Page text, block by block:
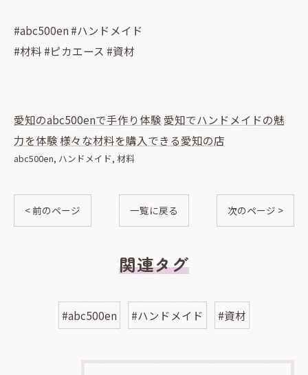
#abc500en #ハンドメイド
#材料 #ピカエース #資材
愛知のabc500enで手作り体験 愛知でハンドメイドの魅
力を体験様々な材料を購入できる愛知の店
abc500en ハンドメイド 材料
< 前のページ 一覧に戻る 次のページ >
関連タグ
#abc500en #ハンドメイド #資材